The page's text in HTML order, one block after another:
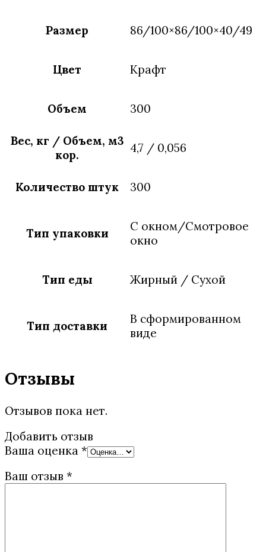
Размер 86/100×86/100×40/49
Цвет Крафт
Объем 300
Вес, кг / Объем, м3
кор.
4,7 / 0,056
Количество штук 300
Тип упаковки
С окном/Смотровое
окно
Тип еды Жирный / Сухой
Тип доставки
В сформированном
виде
Отзывы
Отзывов пока нет.
Добавить отзыв
Ваша оценка *
Ваш отзыв *